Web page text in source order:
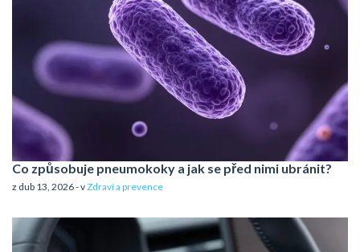
Co způsobuje pneumokoky a jak se před nimi ubránit?
z dub 13, 2026 - vZdraví a prevence